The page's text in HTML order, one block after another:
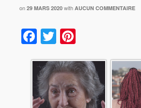
on 29 MARS 2020 with AUCUN COMMENTAIRE
Facebook
Twitter